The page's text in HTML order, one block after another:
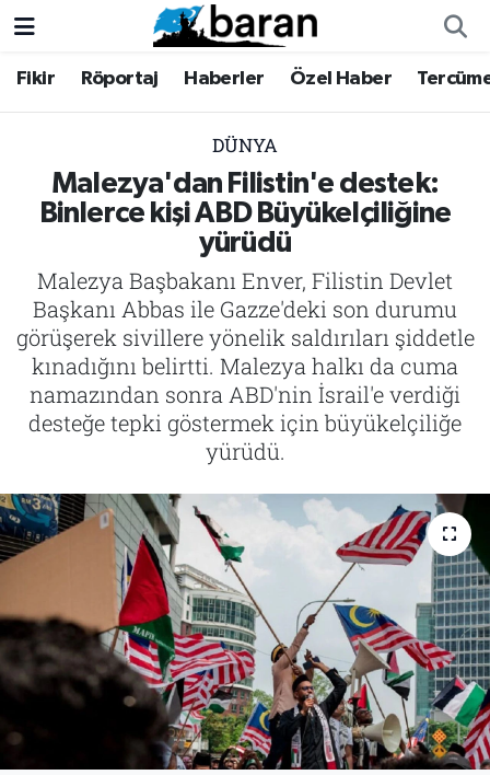
Fikir Röportaj Haberler Özel Haber
DÜNYA
Malezya'dan Filistin'e destek:
Binlerce kişi ABD Büyükelçiliğine
yürüdü
Malezya Başbakanı Enver, Filistin Devlet
Başkanı Abbas ile Gazze'deki son durumu
görüşerek sivillere yönelik saldırıları şiddetle
kınadığını belirtti. Malezya halkı da cuma
namazından sonra ABD'nin İsrail'e verdiği
desteğe tepki göstermek için büyükelçiliğe
yürüdü.
Fikir
Haberler
Tercüme
İktibas
Büyük Doğu-İbda
Tarih
Fikir
Haberler
Tercüme
İktibas
Büyük Doğu-İbda
İletişim
Künye
Nöbetçi Eczaneler
Trafik Durumu
Süper Lig Puan Durumu ve Fikstür
Tüm Manşetler
Son Dakika Haberleri
Haber Arşivi